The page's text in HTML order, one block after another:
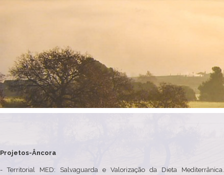
Projetos-Âncora
- Territorial MED: Salvaguarda e Valorização da Dieta Mediterrânica.